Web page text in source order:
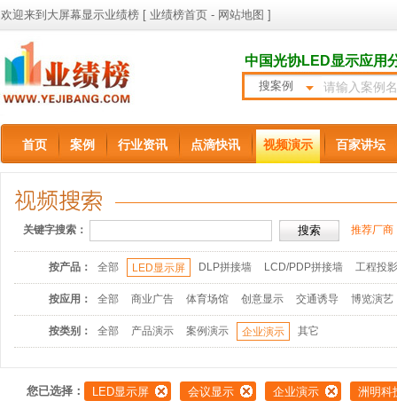
欢迎来到大屏幕显示业绩榜 [ 业绩榜首页 - 网站地图 ]
中国光协LED显示应用
搜案例
首页 案例 行业资讯 点滴快讯 视频演示 百家讲坛
关键字搜索： 推荐厂商
按产品： 全部 LED显示屏 DLP拼接墙 LCD/PDP拼接墙 工程投
按应用： 全部 商业广告 体育场馆 创意显示 交通诱导 博览演艺
按类别： 全部 产品演示 案例演示 企业演示 其它
您已选择： LED显示屏 会议显示 企业演示 洲明科